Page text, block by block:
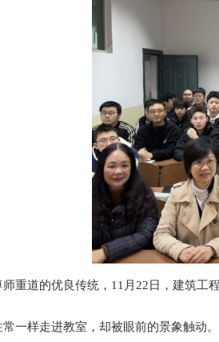
师重道的优良传统，11月22日，建筑工
常一样走进教室，却被眼前的景象触动